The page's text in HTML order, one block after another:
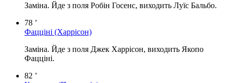
Заміна. Йде з поля Робін Госенс, виходить Луїс Бальбо.
78 ’
Фацціні (Харрісон)
Заміна. Йде з поля Джек Харрісон, виходить Якопо
Фацціні.
82 ’